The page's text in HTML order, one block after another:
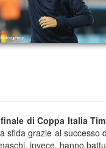
di Coppa Italia
sfida grazie al successo
invece, hanno